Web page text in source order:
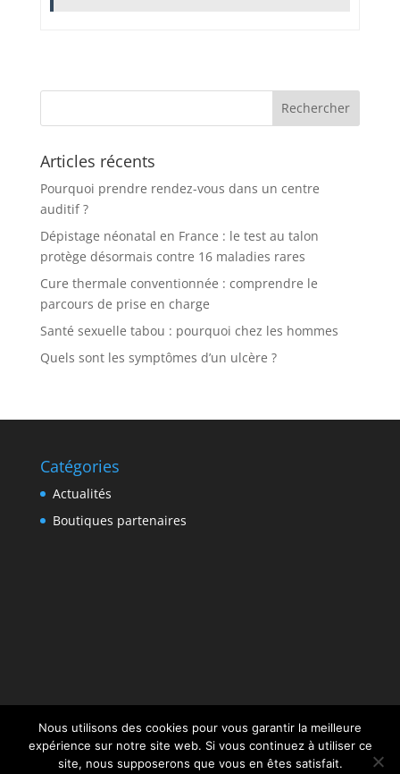
Articles récents
Pourquoi prendre rendez-vous dans un centre
auditif ?
Dépistage néonatal en France : le test au talon
protège désormais contre 16 maladies rares
Cure thermale conventionnée : comprendre le
parcours de prise en charge
Santé sexuelle tabou : pourquoi chez les hommes
Quels sont les symptômes d’un ulcère ?
Catégories
Actualités
Boutiques partenaires
Contact Mentions légales Plan du site
Nous utilisons des cookies pour vous garantir la meilleure
expérience sur notre site web. Si vous continuez à utiliser ce
site, nous supposerons que vous en êtes satisfait.